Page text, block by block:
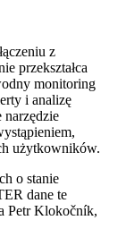
z
przekształca
monitoring
i analizę
użytkowników.
o stanie
dane te
Petr Klokočník,